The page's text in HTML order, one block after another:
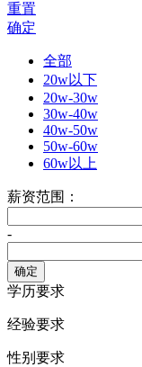
重置
确定
全部
20w以下
20w-30w
30w-40w
40w-50w
50w-60w
60w以上
薪资范围：
-
学历要求
经验要求
性别要求